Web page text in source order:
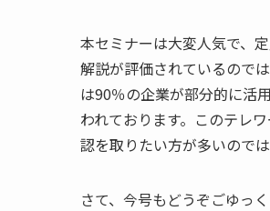
本セミナーは大変人気で、
解説が評価されているので
は90％の企業が部分的に活
われております。このテレ
認を取りたい方が多いので
さて、今号もどうぞごゆっ